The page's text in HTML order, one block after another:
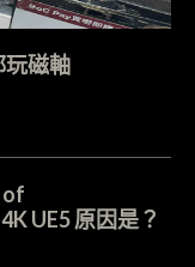
玩磁軸
of
UE5 原因是？